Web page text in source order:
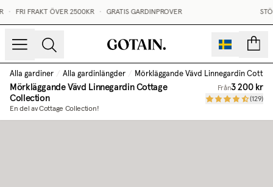
FRI FRAKT ÖVER 2500KR GRATIS GARDINPROVER
Alla gardiner / Alla gardinlängder / Mörkläggande Vävd Linnegardin
Mörkläggande Vävd Linnegardin Cottage
Collection
En del av Cottage Collection!
Från3 200 kr
(129)